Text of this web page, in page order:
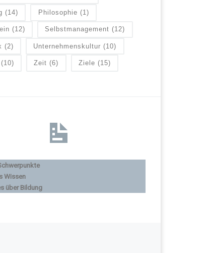
(14) Philosophie (1)
(12) Selbstmanagement (12)
(2) Unternehmenskultur (10)
(10) Zeit (6) Ziele (15)
Wissen
über Bildung